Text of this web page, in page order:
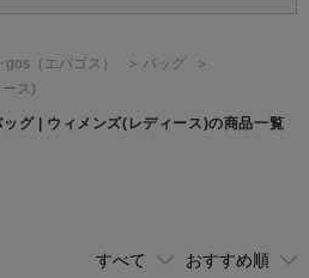
カ
gos （エバゴス）
バッグ
ス)
ッグ | ウィメンズ(レディース)の商品一覧